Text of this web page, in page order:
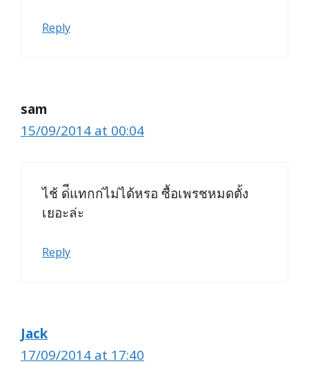
Reply
sam
15/09/2014 at 00:04
ไช้ ด่ีแทกก่ไม่ได้หรอ ซื้อเพรชหมดตั้ง
เยอะล่ะ
Reply
Jack
17/09/2014 at 17:40